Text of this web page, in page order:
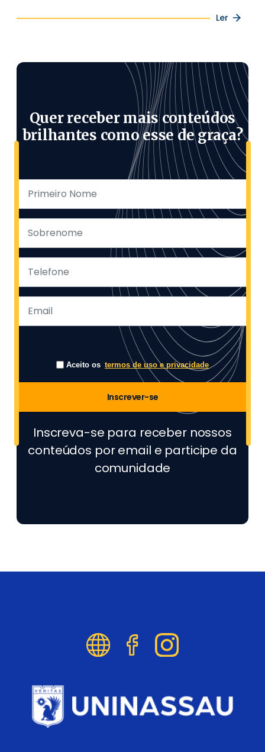
Ler
Quer receber mais conteúdos
brilhantes como esse de graça?
Aceito os termos de uso e privacidade
Inscrever-se
Inscreva-se para receber nossos
conteúdos por email e participe da
comunidade